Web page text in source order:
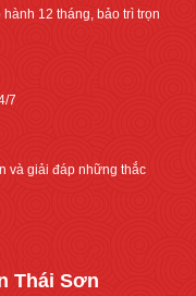
12 tháng, bảo trì trọn
7
và giải đáp những thắc
Thái Sơn